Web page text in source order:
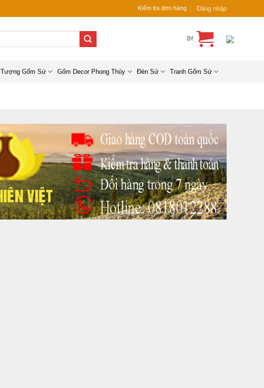
Kiểm tra đơn hàng Đăng nhập
0₫
Tượng Gốm Sứ Gốm Decor Phong Thủy Đèn Sứ Tranh Gốm Sứ